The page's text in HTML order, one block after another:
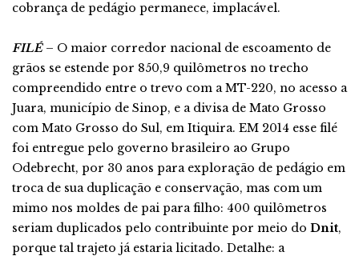
cobrança de pedágio permanece, implacável.
FILÉ– O maior corredor nacional de escoamento de
grãos se estende por 850,9 quilômetros no trecho
compreendido entre o trevo com a MT-220, no acesso a
Juara, município de Sinop, e a divisa de Mato Grosso
com Mato Grosso do Sul, em Itiquira. EM 2014 esse filé
foi entregue pelo governo brasileiro ao Grupo
Odebrecht, por 30 anos para exploração de pedágio em
troca de sua duplicação e conservação, mas com um
mimo nos moldes de pai para filho: 400 quilômetros
seriam duplicados pelo contribuinte por meio do Dnit,
porque tal trajeto já estaria licitado. Detalhe: a